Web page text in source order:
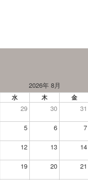
2026年 8月
水 木 金
29 30 31
5 6 7
12 13 14
19 20 21